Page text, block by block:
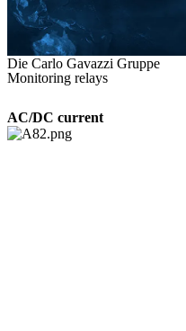
Die Carlo Gavazzi Gruppe
Monitoring relays
AC/DC current